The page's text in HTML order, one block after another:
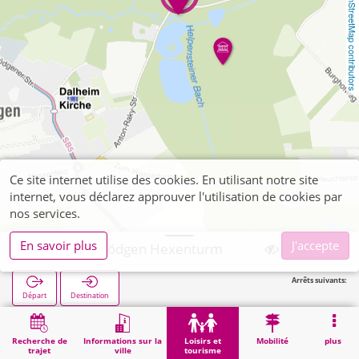
OpenStreetMap contributors
Recherche de
trajet
Informations sur la
ville
Loisirs et
tourisme
Mobilité plus
Wegberg, Rödgen Hexenturm
Départ Destination
Arrêts suivants:
Démarrage Loisirs et tourisme Wegberg, Rödgen Hexenturm
Ce site internet utilise des cookies. En utilisant notre site
internet, vous déclarez approuver l'utilisation de cookies par
nos services.
En savoir plus
J'accepte